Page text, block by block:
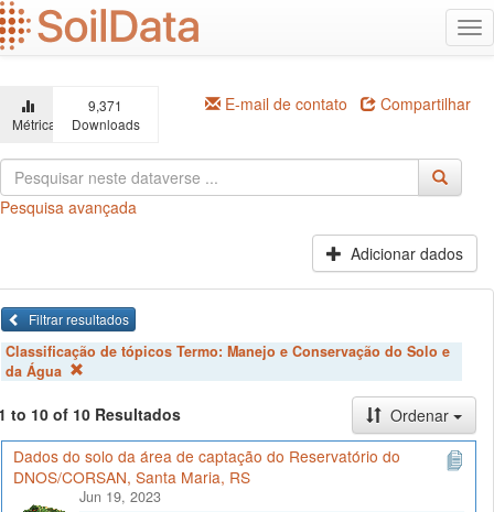
Ir
para
o
principal
Métricas
9,371
Downloads
E-mail de contato Compartilhar
Pesquisa avançada
Adicionar dados
Filtrar resultados
Classificação de tópicos Termo: Manejo e Conservação do Solo e
da Água
to 10 of 10 Resultados
Ordenar
Dados do solo da área de captação do Reservatório do
DNOS/CORSAN, Santa Maria, RS
Jun 19, 2023